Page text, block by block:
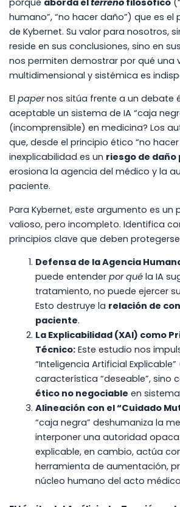
humano”, “no hacer daño”) que es
de Kybernet. Su valor para nosotros,
reside en sus conclusiones, sino en sus
nos permiten demostrar por qué una
multidimensional y sistémica es
El papernos sitúa frente a un debate
aceptable un sistema de IA “caja
(incomprensible) en medicina? Los
que, desde el principio ético “no hacer
inexplicabilidad es un riesgo de
erosiona la agencia del médico y la
paciente.
Para Kybernet, este argumento es un
valioso, pero incompleto. Identifica
principios clave que deben
Defensa de la Agencia
puede entenderpor qué la IA
tratamiento, no puede ejercer
Esto destruye la relación de
paciente.
La Explicabilidad (XAI) como
Técnico: Este estudio nos
“Inteligencia Artificial
característica “deseable”, sino
ético no negociable en
Alineación con el “Cuidado
“caja negra” deshumaniza la
interponer una autoridad
explicable, en cambio, actúa
herramienta de aumentación,
núcleo humano del acto